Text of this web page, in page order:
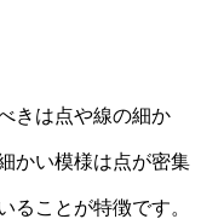
きは点や線の細か
かい模様は点が密集
ることが特徴です。